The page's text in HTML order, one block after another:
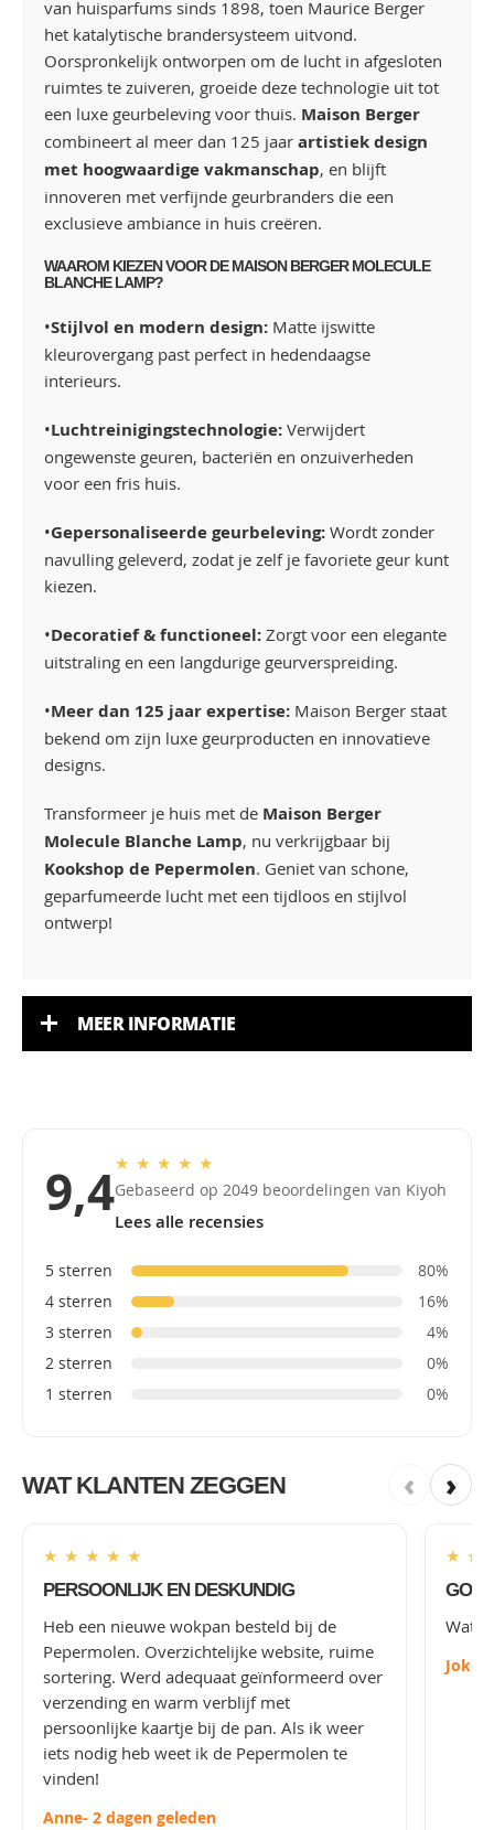
van huisparfums sinds 1898, toen Maurice Berger
het katalytische brandersysteem uitvond.
Oorspronkelijk ontworpen om de lucht in afgesloten
ruimtes te zuiveren, groeide deze technologie uit tot
een luxe geurbeleving voor thuis. Maison Berger
combineert al meer dan 125 jaar artistiek design
met hoogwaardige vakmanschap, en blijft
innoveren met verfijnde geurbranders die een
exclusieve ambiance in huis creëren.
WAAROM KIEZEN VOOR DE MAISON BERGER MOLECULE
BLANCHE LAMP?
•Stijlvol en modern design: Matte ijswitte
kleurovergang past perfect in hedendaagse
interieurs.
•Luchtreinigingstechnologie: Verwijdert
ongewenste geuren, bacteriën en onzuiverheden
voor een fris huis.
•Gepersonaliseerde geurbeleving: Wordt zonder
navulling geleverd, zodat je zelf je favoriete geur kunt
kiezen.
•Decoratief & functioneel: Zorgt voor een elegante
uitstraling en een langdurige geurverspreiding.
•Meer dan 125 jaar expertise: Maison Berger staat
bekend om zijn luxe geurproducten en innovatieve
designs.
Transformeer je huis met de Maison Berger
Molecule Blanche Lamp, nu verkrijgbaar bij
Kookshop de Pepermolen. Geniet van schone,
geparfumeerde lucht met een tijdloos en stijlvol
ontwerp!
MEER INFORMATIE
9,4★ ★ ★ ★ ★
Gebaseerd op 2049 beoordelingen van Kiyoh
Lees alle recensies
5 sterren
80%
4 sterren
16%
3 sterren
4%
2 sterren
0%
1 sterren
0%
WAT KLANTEN ZEGGEN ‹ ›
★ ★ ★ ★ ★
PERSOONLIJK EN DESKUNDIG
Heb een nieuwe wokpan besteld bij de
Pepermolen. Overzichtelijke website, ruime
sortering. Werd adequaat geïnformeerd over
verzending en warm verblijf met
persoonlijke kaartje bij de pan. Als ik weer
iets nodig heb weet ik de Pepermolen te
vinden!
Anne- 2 dagen geleden
★ ★
Wat
Joke